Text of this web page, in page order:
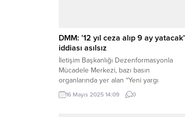
DMM: ’12 yıl ceza alıp 9 ay yatacak’
iddiası asılsız
İletişim Başkanlığı Dezenformasyonla
Mücadele Merkezi, bazı basın
organlarında yer alan “Yeni yargı
paketiyle 12 yıl ceza alan biri 9 ay hapis
yatıp çıkacak” iddiasını yalanladı. 10. Yargı
16 Mayıs 2025 14:09 0